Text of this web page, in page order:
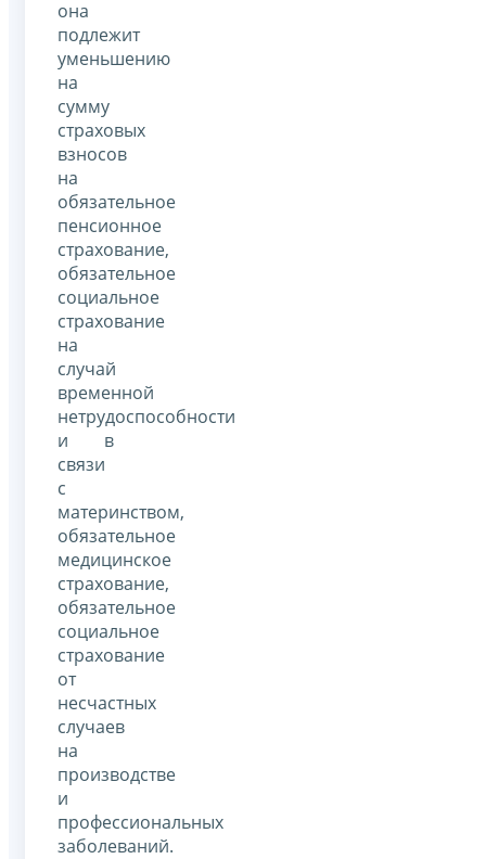
она
подлежит
уменьшению
на
сумму
страховых
взносов
на
обязательное
пенсионное
страхование,
обязательное
социальное
страхование
на
случай
временной
нетрудоспособности
и в
связи
с
материнством,
обязательное
медицинское
страхование,
обязательное
социальное
страхование
от
несчастных
случаев
на
производстве
и
профессиональных
заболеваний.